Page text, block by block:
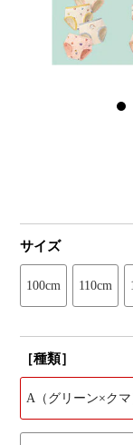
サイズ
100cm 110cm
［種類］
A（グリーン×クマ